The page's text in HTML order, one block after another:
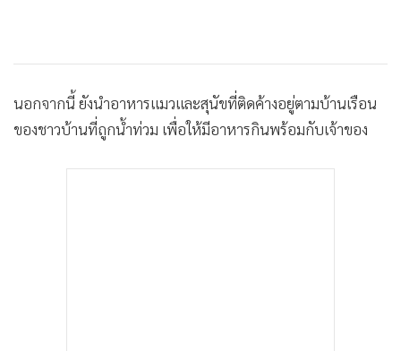
นอกจากนี้ ยังนำอาหารแมวและสุนัขที่ติดค้างอยู่ตามบ้านเรือน
ของชาวบ้านที่ถูกน้ำท่วม เพื่อให้มีอาหารกินพร้อมกับเจ้าของ